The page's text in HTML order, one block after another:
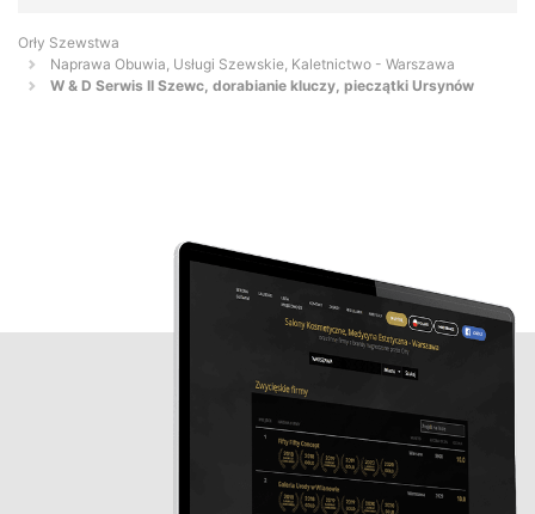
Orły Szewstwa
Naprawa Obuwia, Usługi Szewskie, Kaletnictwo - Warszawa
W & D Serwis II Szewc, dorabianie kluczy, pieczątki Ursynów